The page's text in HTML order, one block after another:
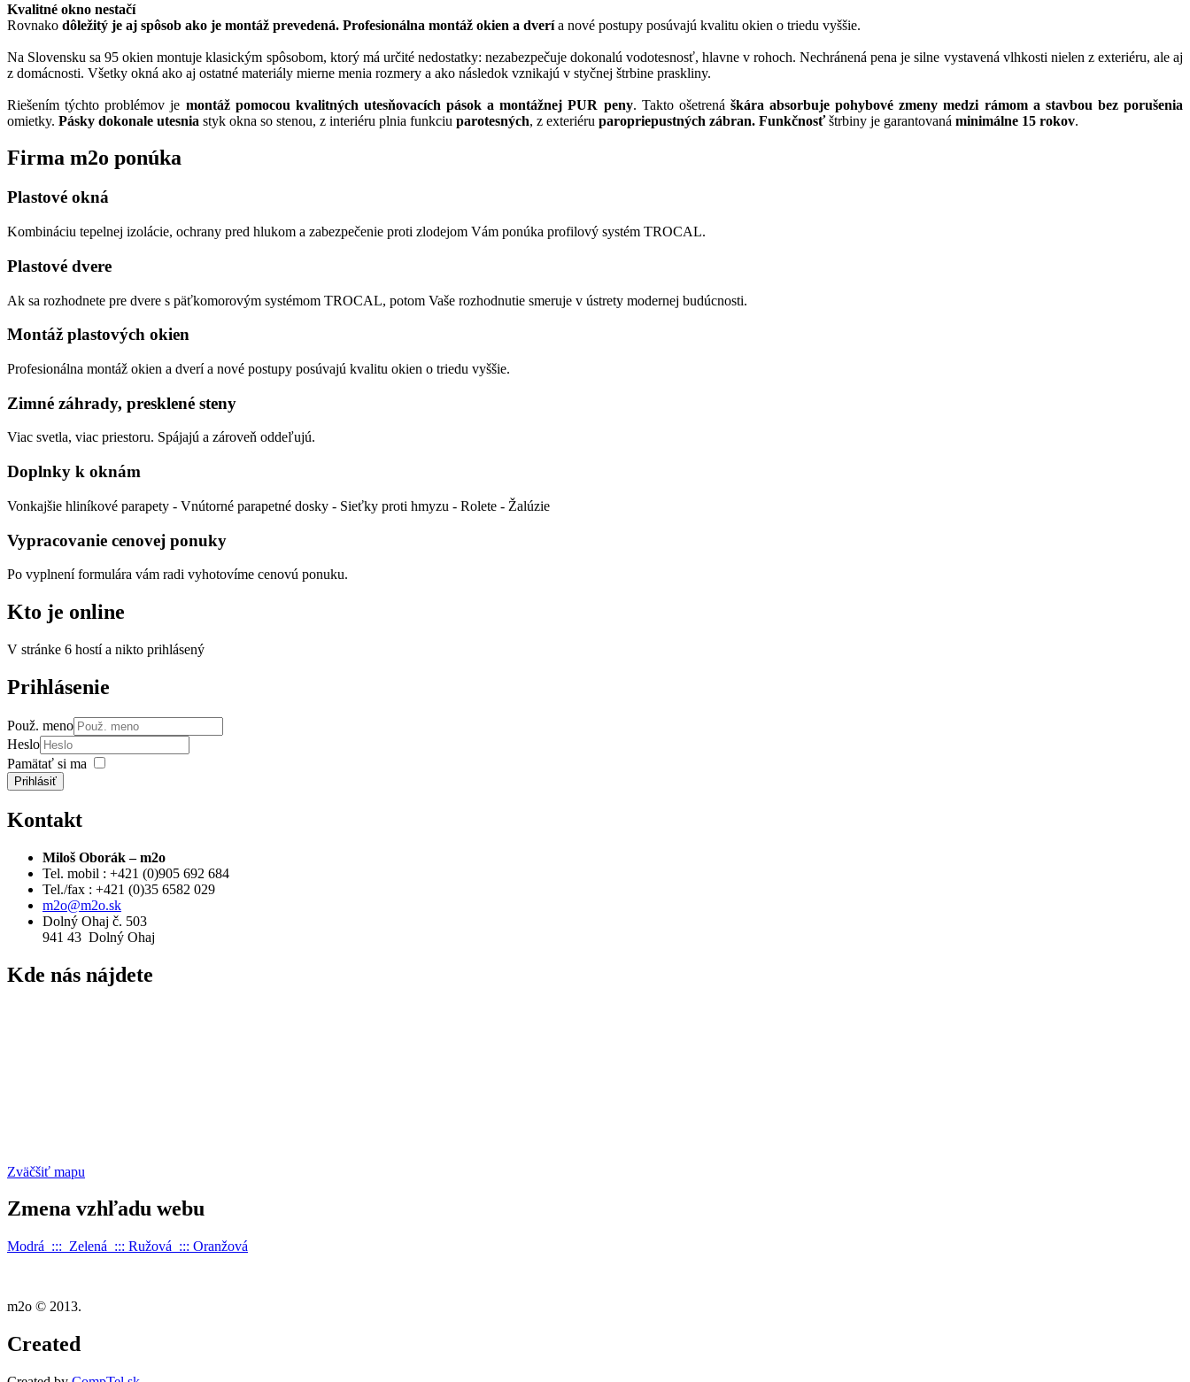
Kvalitné okno nestačí
Rovnako dôležitý je aj spôsob ako je montáž prevedená. Profesionálna montáž okien a dvería nové postupy posúvajú kvalitu okien o triedu vyššie.
Na Slovensku sa 95 okien montuje klasickým spôsobom, ktorý má určité nedostatky: nezabezpečuje dokonalú vodotesnosť, hlavne v rohoch. Nechránená pena je silne vystavená vlhkosti nielen z exteriéru, ale aj
z domácnosti. Všetky okná ako aj ostatné materiály mierne menia rozmery a ako následok vznikajú v styčnej štrbine praskliny.
Riešením týchto problémov je montáž pomocou kvalitných utesňovacích pások a montážnej PUR peny. Takto ošetrená škára absorbuje pohybové zmeny medzi rámom a stavbou bez porušenia
omietky. Pásky dokonale utesnia styk okna so stenou, z interiéru plnia funkciu parotesných, z exteriéru paropriepustných zábran. Funkčnosťštrbiny je garantovaná minimálne 15 rokov.
Firma m2o ponúka
Plastové okná
Kombináciu tepelnej izolácie, ochrany pred hlukom a zabezpečenie proti zlodejom Vám ponúka profilový systém TROCAL.
Plastové dvere
Ak sa rozhodnete pre dvere s päťkomorovým systémom TROCAL, potom Vaše rozhodnutie smeruje v ústrety modernej budúcnosti.
Montáž plastových okien
Profesionálna montáž okien a dverí a nové postupy posúvajú kvalitu okien o triedu vyššie.
Zimné záhrady, presklené steny
Viac svetla, viac priestoru. Spájajú a zároveň oddeľujú.
Doplnky k oknám
Vonkajšie hliníkové parapety - Vnútorné parapetné dosky - Sieťky proti hmyzu - Rolete - Žalúzie
Vypracovanie cenovej ponuky
Po vyplnení formulára vám radi vyhotovíme cenovú ponuku.
Kto je online
V stránke 6 hostí a nikto prihlásený
Prihlásenie
Použ. meno
Heslo
Pamätať si ma
Prihlásiť
Kontakt
Miloš Oborák – m2o
Tel. mobil : +421 (0)905 692 684
Tel./fax : +421 (0)35 6582 029
m2o@m2o.sk
Dolný Ohaj č. 503
941 43 Dolný Ohaj
Kde nás nájdete
Zväčšiť mapu
Zmena vzhľadu webu
Modrá ::: Zelená ::: Ružová ::: Oranžová
m2o © 2013.
Created